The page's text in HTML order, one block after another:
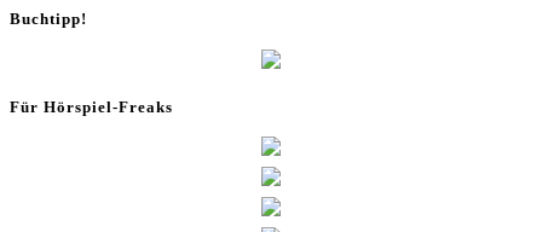
Buch­tipp!
Für Hör­spiel-Freaks